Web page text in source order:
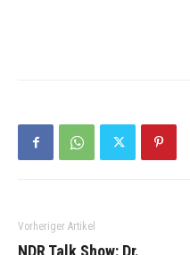
Vorheriger Artikel